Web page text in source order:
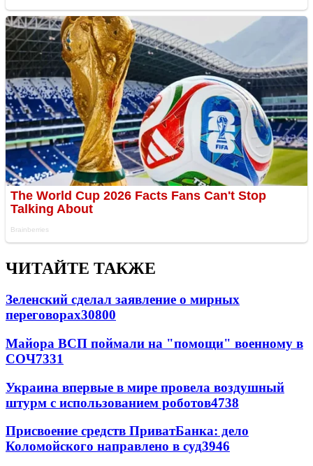
ЧИТАЙТЕ ТАКЖЕ
Зеленский сделал заявление о мирных
переговорах30800
Майора ВСП поймали на "помощи" военному в
СОЧ7331
Украина впервые в мире провела воздушный
штурм с использованием роботов4738
Присвоение средств ПриватБанка: дело
Коломойского направлено в суд3946